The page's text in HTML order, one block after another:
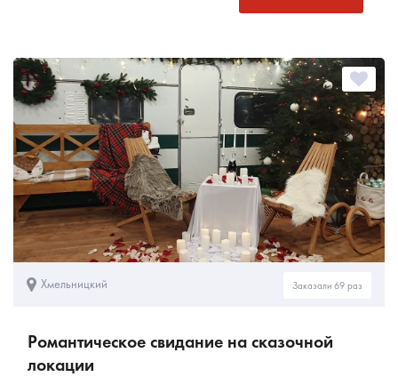
Хмельницкий Заказали 69 раз
Романтическое свидание на сказочной
локации